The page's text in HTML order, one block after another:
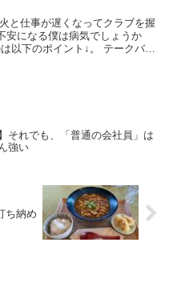
安になる僕は病気でしょうか
それでも、「普通の会社員」は
強い
ち納め